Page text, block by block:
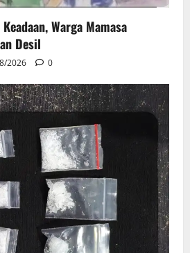
Warga Mamasa
Desil
2026 0